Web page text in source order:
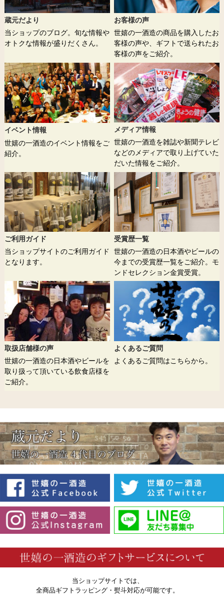
蔵元だより
当ショップのブログ。旬な情報や
オトクな情報が盛りだくさん。
お客様の声
世嬉の一酒造の商品を購入したお
客様の声や、ギフトで送られたお
客様の声をご紹介。
イベント情報
世嬉の一酒造のイベント情報をご
紹介。
メディア情報
世嬉の一酒造を雑誌や新聞テレビ
などのメディアで取り上げていた
だいた情報をご紹介。
ご利用ガイド
当ショップサイトのご利用ガイド
となります。
受賞歴一覧
世嬉の一酒造の日本酒やビールの
今までの受賞歴一覧をご紹介。モ
ンドセレクション金賞受賞。
取扱店舗様の声
世嬉の一酒造の日本酒やビールを
取り扱って頂いている飲食店様を
ご紹介。
よくあるご質問
よくあるご質問はこちらから。
当ショップサイトでは、
全商品ギフトラッピング・熨斗対応が可能です。